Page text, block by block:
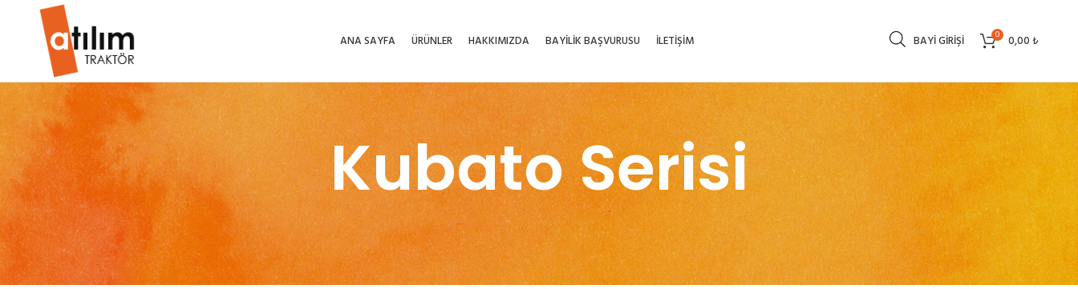
ANA SAYFA ÜRÜNLER HAKKIMIZDA BAYİLİK BAŞVURUSU İLETİŞİM BAYI GIRIŞI 0 0,00₺
Kubato Serisi